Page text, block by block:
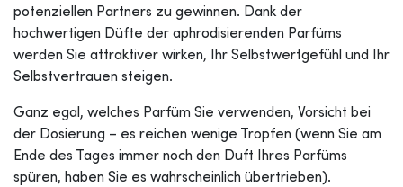
potenziellen Partners zu gewinnen. Dank der
hochwertigen Düfte der aphrodisierenden Parfüms
werden Sie attraktiver wirken, Ihr Selbstwertgefühl und Ihr
Selbstvertrauen steigen.
Ganz egal, welches Parfüm Sie verwenden, Vorsicht bei
der Dosierung – es reichen wenige Tropfen (wenn Sie am
Ende des Tages immer noch den Duft Ihres Parfüms
spüren, haben Sie es wahrscheinlich übertrieben).